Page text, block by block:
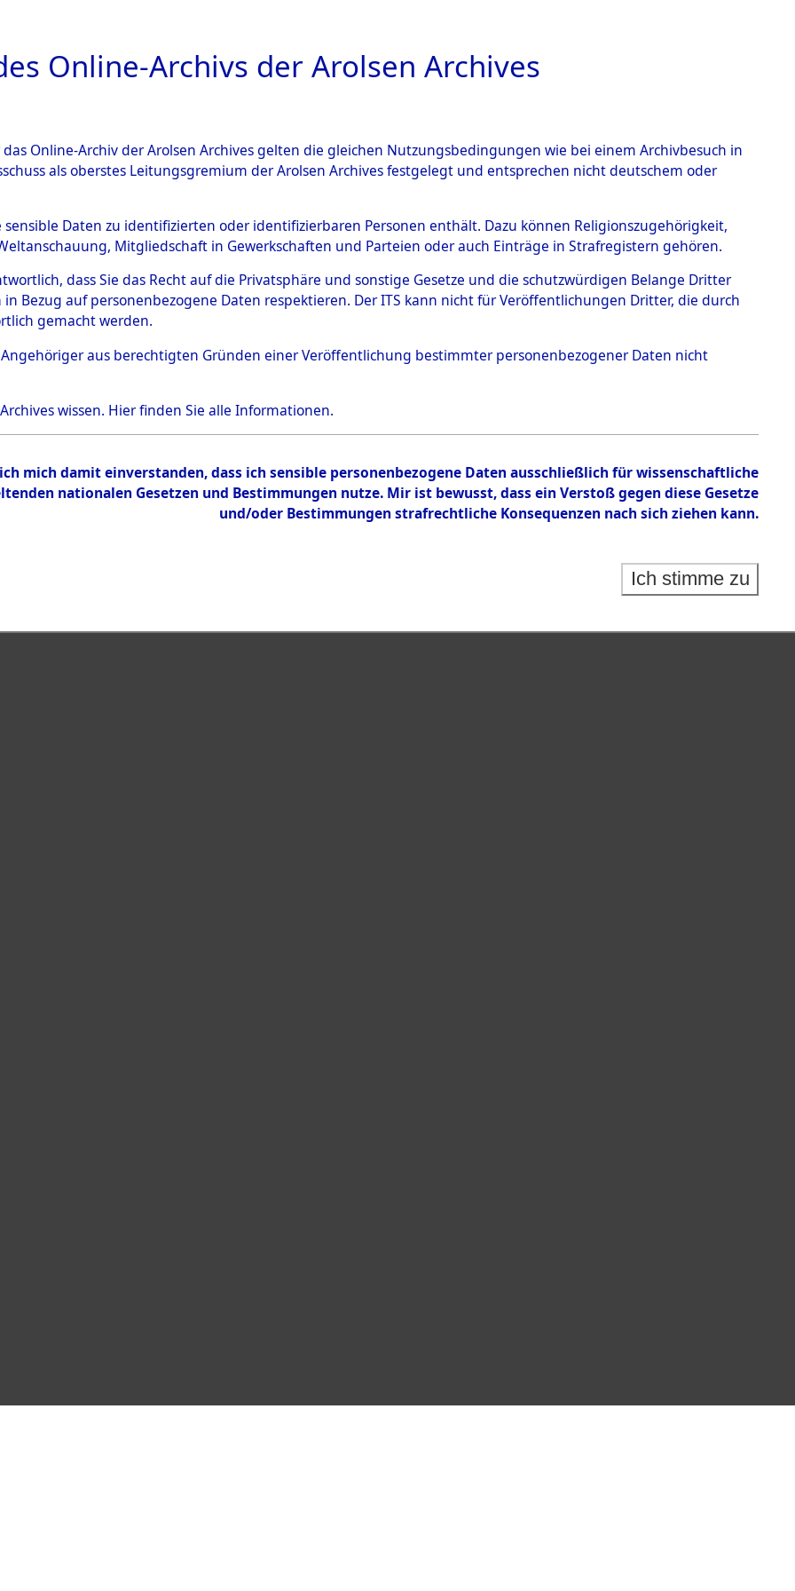
ARCHIVALE ÜBERSICHT BILD
→Kreis Düren→0124 (101103222)
0124 (101103222)
Übergeordnetes
Nordrhein-Westfalen
Inhalt
Zur Übersicht
Online-Archivs der Arolsen Archives
Online-Archiv der Arolsen Archives gelten die gleichen Nutzungsbedingungen wie bei einem Archivbesuch in
als oberstes Leitungsgremium der Arolsen Archives festgelegt und entsprechen nicht deutschem oder
sensible Daten zu identifizierten oder identifizierbaren Personen enthält. Dazu können Religionszugehörigkeit,
Mitgliedschaft in Gewerkschaften und Parteien oder auch Einträge in Strafregistern gehören.
dass Sie das Recht auf die Privatsphäre und sonstige Gesetze und die schutzwürdigen Belange Dritter
Bezug auf personenbezogene Daten respektieren. Der ITS kann nicht für Veröffentlichungen Dritter, die durch
gemacht werden.
Angehöriger aus berechtigten Gründen einer Veröffentlichung bestimmter personenbezogener Daten nicht
wissen. Hierfinden Sie alle Informationen.
mich damit einverstanden, dass ich sensible personenbezogene Daten ausschließlich für wissenschaftliche
nationalen Gesetzen und Bestimmungen nutze. Mir ist bewusst, dass ein Verstoß gegen diese Gesetze
und/oder Bestimmungen strafrechtliche Konsequenzen nach sich ziehen kann.
Ich stimme zu